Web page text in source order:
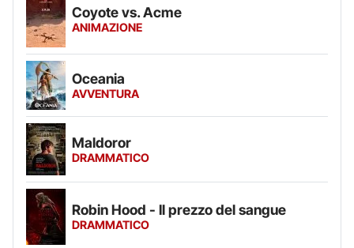
Coyote vs. Acme
ANIMAZIONE
Oceania
AVVENTURA
Maldoror
DRAMMATICO
Robin Hood - Il prezzo del sangue
DRAMMATICO